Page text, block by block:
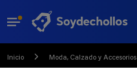
Inicio Moda, Calzado y Accesorios